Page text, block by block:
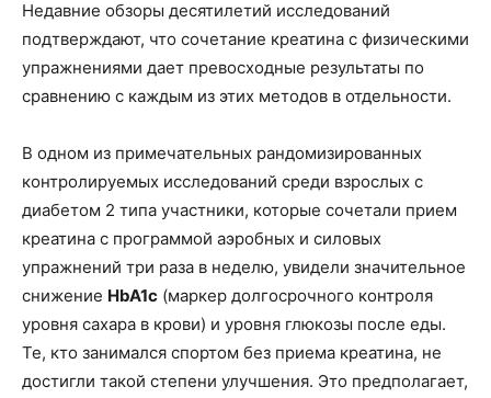
Недавние обзоры десятилетий исследований
подтверждают, что сочетание креатина с физическими
упражнениями дает превосходные результаты по
сравнению с каждым из этих методов в отдельности.
В одном из примечательных рандомизированных
контролируемых исследований среди взрослых с
диабетом 2 типа участники, которые сочетали прием
креатина с программой аэробных и силовых
упражнений три раза в неделю, увидели значительное
снижение HbA1c (маркер долгосрочного контроля
уровня сахара в крови) и уровня глюкозы после еды.
Те, кто занимался спортом без приема креатина, не
достигли такой степени улучшения. Это предполагает,